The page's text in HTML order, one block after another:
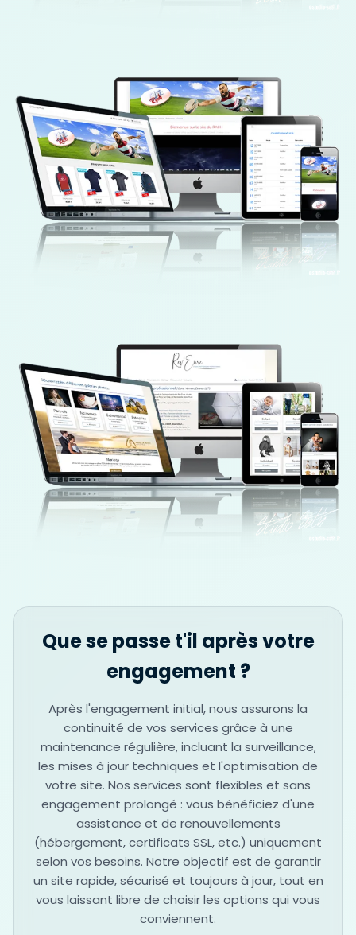
Que se passe t'il après votre
engagement ?
Après l'engagement initial, nous assurons la
continuité de vos services grâce à une
maintenance régulière, incluant la surveillance,
les mises à jour techniques et l'optimisation de
votre site. Nos services sont flexibles et sans
engagement prolongé : vous bénéficiez d'une
assistance et de renouvellements
(hébergement, certificats SSL, etc.) uniquement
selon vos besoins. Notre objectif est de garantir
un site rapide, sécurisé et toujours à jour, tout en
vous laissant libre de choisir les options qui vous
conviennent.